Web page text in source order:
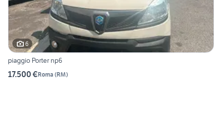
6
piaggio Porter np6
17.500 €Roma (RM)